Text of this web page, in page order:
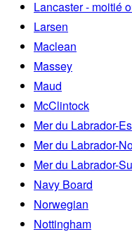
Lancaster - moitié
Larsen
Maclean
Massey
Maud
McClintock
Mer du Labrador-
Mer du Labrador-
Mer du Labrador-
Navy Board
Norwegian
Nottingham